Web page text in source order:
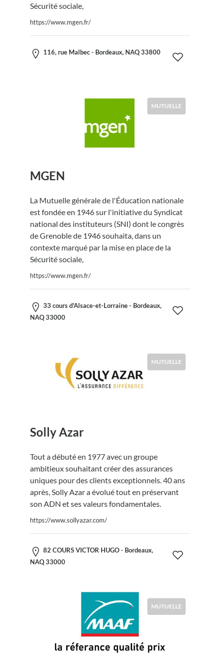
Sécurité sociale,
https://www.mgen.fr/
116, rue Malbec - Bordeaux, NAQ 33800
MUTUELLE
MGEN
La Mutuelle générale de l'Éducation nationale
est fondée en 1946 sur l'initiative du Syndicat
national des instituteurs (SNI) dont le congrès
de Grenoble de 1946 souhaita, dans un
contexte marqué par la mise en place de la
Sécurité sociale,
https://www.mgen.fr/
33 cours d'Alsace-et-Lorraine - Bordeaux,
NAQ 33000
MUTUELLE
Solly Azar
Tout a débuté en 1977 avec un groupe
ambitieux souhaitant créer des assurances
uniques pour des clients exceptionnels. 40 ans
après, Solly Azar a évolué tout en préservant
son ADN et ses valeurs fondamentales.
https://www.sollyazar.com/
82 COURS VICTOR HUGO - Bordeaux,
NAQ 33000
MUTUELLE